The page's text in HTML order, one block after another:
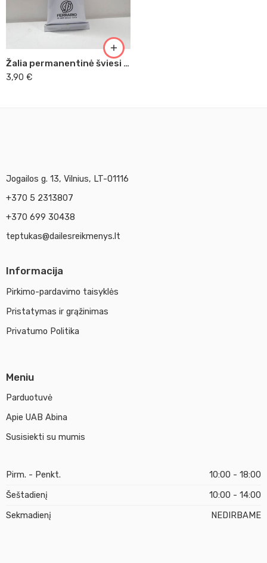
Žalia permanentinė šviesi Master Acrilic, 60ml (29)
3,90 €
Jogailos g. 13, Vilnius, LT-01116
+370 5 2313807
+370 699 30438
teptukas@dailesreikmenys.lt
Informacija
Pirkimo-pardavimo taisyklės
Pristatymas ir grąžinimas
Privatumo Politika
Meniu
Parduotuvė
Apie UAB Abina
Susisiekti su mumis
Pirm. - Penkt.
10:00 - 18:00
Šeštadienį
10:00 - 14:00
Sekmadienį
NEDIRBAME